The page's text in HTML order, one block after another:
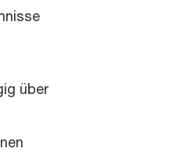
über